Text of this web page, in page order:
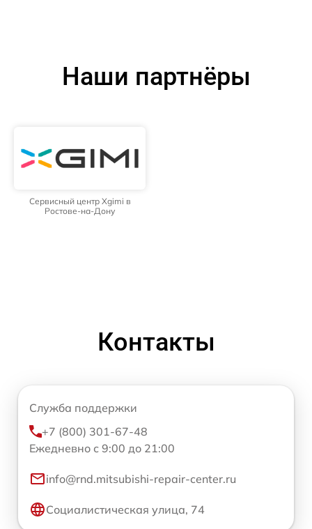
Наши партнёры
Сервисный центр Xgimi в
Ростове-на-Дону
Контакты
Служба поддержки
+7 (800) 301-67-48
Ежедневно с 9:00 до 21:00
info@rnd.mitsubishi-repair-center.ru
Социалистическая улица, 74